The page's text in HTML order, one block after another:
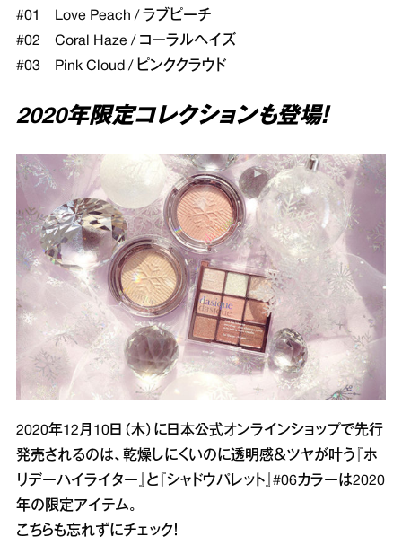
#01 Love Peach / ラブピーチ
#02 Coral Haze / コーラルヘイズ
#03 Pink Cloud / ピンククラウド
2020年限定コレクションも登場！
2020年12月10日（木）に日本公式オンラインショップで先行
発売されるのは、乾燥しにくいのに透明感＆ツヤが叶う『ホ
リデーハイライター』と『シャドウパレット』#06カラーは2020
年の限定アイテム。
こちらも忘れずにチェック！